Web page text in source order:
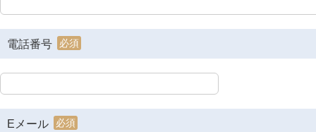
電話番号 必須
Eメール 必須